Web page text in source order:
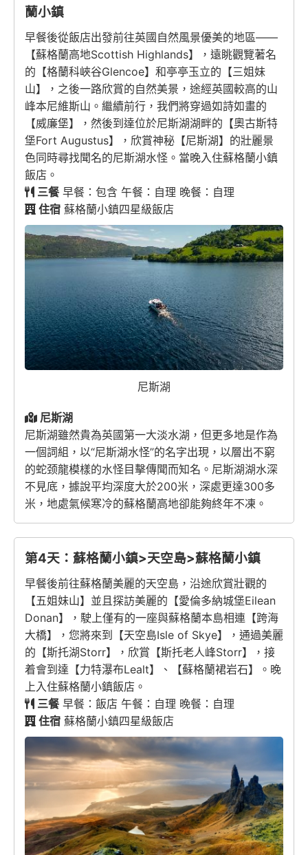
蘭小鎮
早餐後從飯店出發前往英國自然風景優美的地區——
【蘇格蘭高地Scottish Highlands】，遠眺觀覽著名
的【格蘭科峽谷Glencoe】和亭亭玉立的【三姐妹
山】，之後一路欣賞的自然美景，途經英國較高的山
峰本尼維斯山。繼續前行，我們將穿過如詩如畫的
【威廉堡】，然後到達位於尼斯湖湖畔的【奧古斯特
堡Fort Augustus】，欣賞神秘【尼斯湖】的壯麗景
色同時尋找聞名的尼斯湖水怪。當晚入住蘇格蘭小鎮
飯店。
三餐早餐：包含 午餐：自理 晚餐：自理
住宿 蘇格蘭小鎮四星級飯店
尼斯湖
尼斯湖
尼斯湖雖然貴為英國第一大淡水湖，但更多地是作為
一個詞組，以“尼斯湖水怪”的名字出現，以層出不窮
的蛇颈龍模樣的水怪目擊傳聞而知名。尼斯湖湖水深
不見底，據說平均深度大於200米，深處更達300多
米，地處氣候寒冷的蘇格蘭高地卻能夠終年不凍。
第4天：蘇格蘭小鎮>天空島>蘇格蘭小鎮
早餐後前往蘇格蘭美麗的天空島，沿途欣賞壯觀的
【五姐妹山】並且探訪美麗的【愛倫多納城堡Eilean
Donan】，駛上僅有的一座與蘇格蘭本島相連【跨海
大橋】，您將來到【天空島Isle of Skye】，通過美麗
的【斯托湖Storr】，欣賞【斯托老人峰Storr】，接
着會到達【力特瀑布Lealt】、【蘇格蘭裙岩石】。晚
上入住蘇格蘭小鎮飯店。
三餐早餐：飯店 午餐：自理 晚餐：自理
住宿 蘇格蘭小鎮四星級飯店